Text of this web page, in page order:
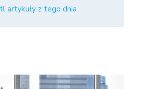
artykuły z tego dnia